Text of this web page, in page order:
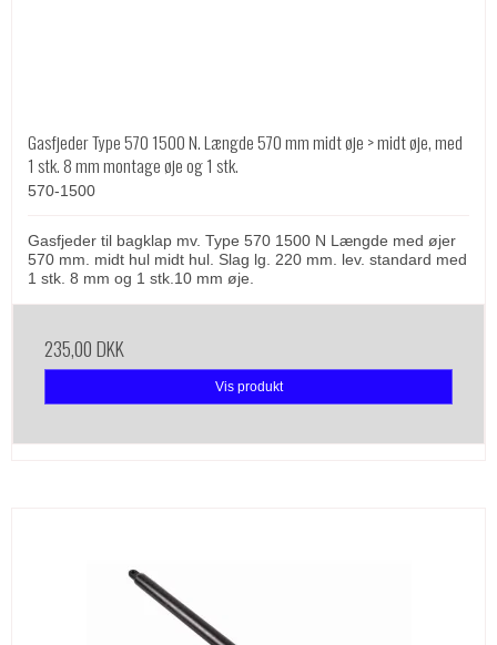
Gasfjeder Type 570 1500 N. Længde 570 mm midt øje > midt øje, med
1 stk. 8 mm montage øje og 1 stk.
570-1500
Gasfjeder til bagklap mv. Type 570 1500 N Længde med øjer
570 mm. midt hul midt hul. Slag lg. 220 mm. lev. standard med
1 stk. 8 mm og 1 stk.10 mm øje.
235,00 DKK
Vis produkt